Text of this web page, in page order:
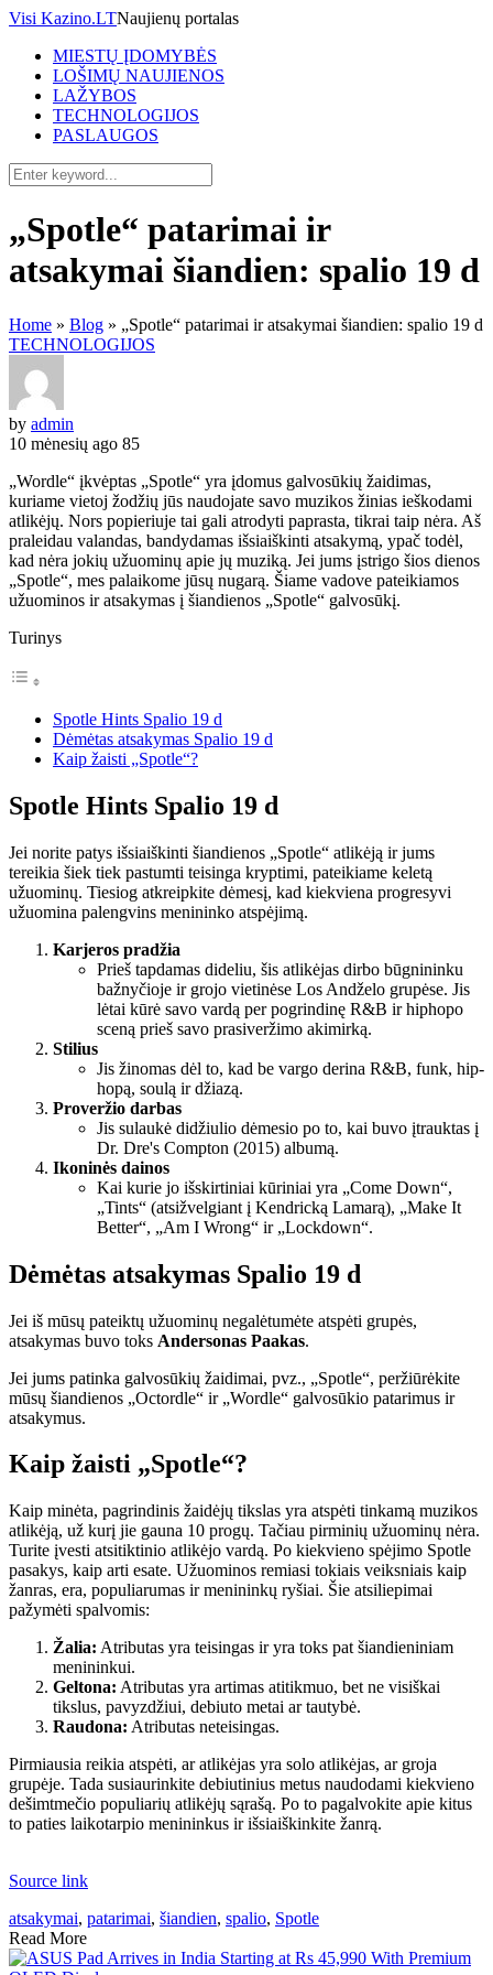
Visi Kazino.LTNaujienų portalas
MIESTŲ ĮDOMYBĖS
LOŠIMŲ NAUJIENOS
LAŽYBOS
TECHNOLOGIJOS
PASLAUGOS
„Spotle“ patarimai ir
atsakymai šiandien: spalio 19 d
Home » Blog » „Spotle“ patarimai ir atsakymai šiandien: spalio 19 d
TECHNOLOGIJOS
by admin
10 mėnesių ago 85
„Wordle“ įkvėptas „Spotle“ yra įdomus galvosūkių žaidimas,
kuriame vietoj žodžių jūs naudojate savo muzikos žinias ieškodami
atlikėjų. Nors popieriuje tai gali atrodyti paprasta, tikrai taip nėra. Aš
praleidau valandas, bandydamas išsiaiškinti atsakymą, ypač todėl,
kad nėra jokių užuominų apie jų muziką. Jei jums įstrigo šios dienos
„Spotle“, mes palaikome jūsų nugarą. Šiame vadove pateikiamos
užuominos ir atsakymas į šiandienos „Spotle“ galvosūkį.
Turinys
Spotle Hints Spalio 19 d
Dėmėtas atsakymas Spalio 19 d
Kaip žaisti „Spotle“?
Spotle Hints Spalio 19 d
Jei norite patys išsiaiškinti šiandienos „Spotle“ atlikėją ir jums
tereikia šiek tiek pastumti teisinga kryptimi, pateikiame keletą
užuominų. Tiesiog atkreipkite dėmesį, kad kiekviena progresyvi
užuomina palengvins menininko atspėjimą.
Karjeros pradžia
Prieš tapdamas dideliu, šis atlikėjas dirbo būgnininku
bažnyčioje ir grojo vietinėse Los Andželo grupėse. Jis
lėtai kūrė savo vardą per pogrindinę R&B ir hiphopo
sceną prieš savo prasiveržimo akimirką.
Stilius
Jis žinomas dėl to, kad be vargo derina R&B, funk, hip-
hopą, soulą ir džiazą.
Proveržio darbas
Jis sulaukė didžiulio dėmesio po to, kai buvo įtrauktas į
Dr. Dre's Compton (2015) albumą.
Ikoninės dainos
Kai kurie jo išskirtiniai kūriniai yra „Come Down“,
„Tints“ (atsižvelgiant į Kendricką Lamarą), „Make It
Better“, „Am I Wrong“ ir „Lockdown“.
Dėmėtas atsakymas Spalio 19 d
Jei iš mūsų pateiktų užuominų negalėtumėte atspėti grupės,
atsakymas buvo toks Andersonas Paakas.
Jei jums patinka galvosūkių žaidimai, pvz., „Spotle“, peržiūrėkite
mūsų šiandienos „Octordle“ ir „Wordle“ galvosūkio patarimus ir
atsakymus.
Kaip žaisti „Spotle“?
Kaip minėta, pagrindinis žaidėjų tikslas yra atspėti tinkamą muzikos
atlikėją, už kurį jie gauna 10 progų. Tačiau pirminių užuominų nėra.
Turite įvesti atsitiktinio atlikėjo vardą. Po kiekvieno spėjimo Spotle
pasakys, kaip arti esate. Užuominos remiasi tokiais veiksniais kaip
žanras, era, populiarumas ir menininkų ryšiai. Šie atsiliepimai
pažymėti spalvomis:
Žalia: Atributas yra teisingas ir yra toks pat šiandieniniam
menininkui.
Geltona: Atributas yra artimas atitikmuo, bet ne visiškai
tikslus, pavyzdžiui, debiuto metai ar tautybė.
Raudona: Atributas neteisingas.
Pirmiausia reikia atspėti, ar atlikėjas yra solo atlikėjas, ar groja
grupėje. Tada susiaurinkite debiutinius metus naudodami kiekvieno
dešimtmečio populiarių atlikėjų sąrašą. Po to pagalvokite apie kitus
to paties laikotarpio menininkus ir išsiaiškinkite žanrą.
Source link
atsakymai, patarimai, šiandien, spalio, Spotle
Read More